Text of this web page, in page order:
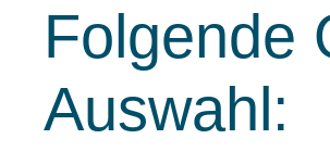
Folgende
Auswahl: